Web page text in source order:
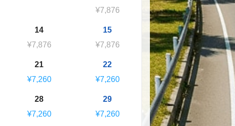
¥7,876
14
¥7,876
15
¥7,876
21
¥7,260
22
¥7,260
28
¥7,260
29
¥7,260